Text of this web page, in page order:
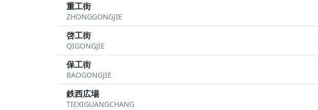
重工街
ZHONGGONGJIE
啓工街
QIGONGJIE
保工街
BAOGONGJIE
鉄西広場
TIEXIGUANGCHANG